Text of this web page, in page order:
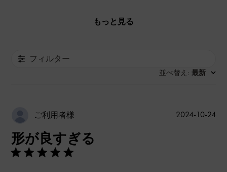
もっと見る
フィルター
並べ替え : 最新
ご利用者様
形が良すぎる
公
2024-10-24